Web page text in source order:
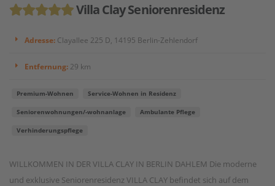
Villa Clay Seniorenresidenz
Adresse: Clayallee 225 D, 14195 Berlin-Zehlendorf
Entfernung: 29 km
Premium-Wohnen Service-Wohnen in Residenz
Seniorenwohnungen/-wohnanlage Ambulante Pflege
Verhinderungspflege
WILLKOMMEN IN DER VILLA CLAY IN BERLIN DAHLEM Die moderne
und exklusive Seniorenresidenz VILLA CLAY befindet sich auf dem